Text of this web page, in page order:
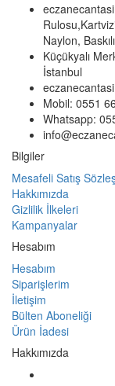
Naylon,
Küçükyalı
İstanbul
Mobil: 0551
Whatsapp:
Bilgiler
Mesafeli Satış
Hakkımızda
Gizlilik İlkeleri
Kampanyalar
Hesabım
Hesabım
Siparişlerim
İletişim
Bülten Aboneliği
Ürün İadesi
Hakkımızda